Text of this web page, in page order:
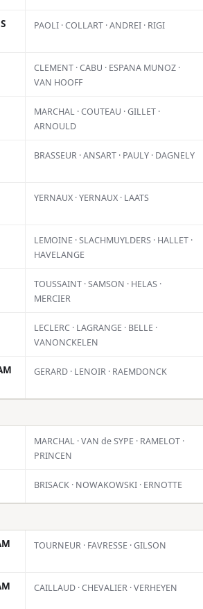
PAOLI · COLLART · ANDREI · RIGI
CLEMENT · CABU · ESPANA MUNOZ ·
VAN HOOFF
MARCHAL · COUTEAU · GILLET ·
ARNOULD
BRASSEUR · ANSART · PAULY · DAGNELY
YERNAUX · YERNAUX · LAATS
LEMOINE · SLACHMUYLDERS · HALLET ·
HAVELANGE
TOUSSAINT · SAMSON · HELAS ·
MERCIER
LECLERC · LAGRANGE · BELLE ·
VANONCKELEN
GERARD · LENOIR · RAEMDONCK
MARCHAL · VAN de SYPE · RAMELOT ·
PRINCEN
BRISACK · NOWAKOWSKI · ERNOTTE
TOURNEUR · FAVRESSE · GILSON
CAILLAUD · CHEVALIER · VERHEYEN
moins la
mettre pas
ces deux
tout le
n’a pas
au
pour
face à de